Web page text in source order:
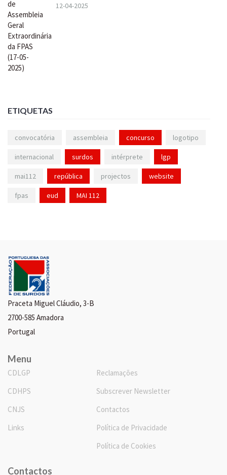
12-04-2025
ETIQUETAS
convocatória assembleia concurso logotipo
internacional surdos intérprete lgp
mai112 república projectos website
fpas eud MAI 112
Praceta Miguel Cláudio, 3-B
2700-585 Amadora
Portugal
Menu
CDLGP
CDHPS
CNJS
Links
Reclamações
Subscrever Newsletter
Contactos
Política de Privacidade
Política de Cookies
Contactos